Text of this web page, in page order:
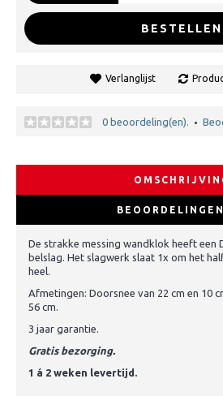
BESTELLEN
Verlanglijst
0 beoordeling(en). •
De strakke messing wandklok heeft een
belslag. Het slagwerk slaat 1x om het
heel.
Afmetingen: Doorsnee van 22 cm en 10
56 cm.
3 jaar garantie.
Gratis bezorging.
1 á 2 weken levertijd.